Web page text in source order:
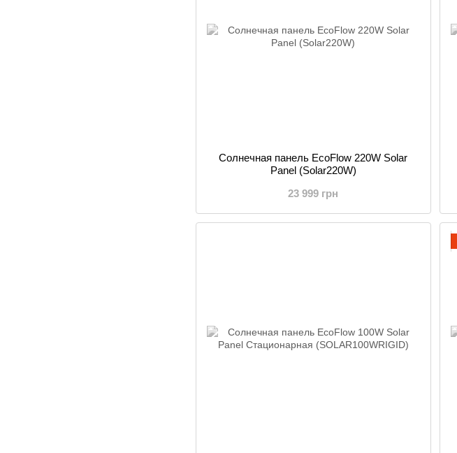
Солнечная панель EcoFlow 220W Solar
Panel (Solar220W)
23 999 грн